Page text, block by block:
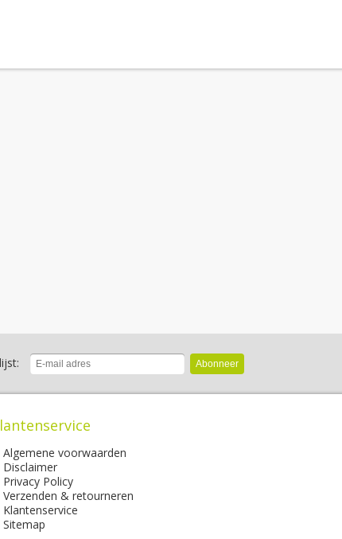
Abonneer
Algemene voorwaarden
Disclaimer
Privacy Policy
Verzenden & retourneren
Klantenservice
Sitemap